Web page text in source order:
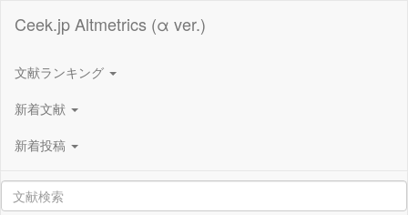
Ceek.jp Altmetrics (α ver.)
文献ランキング
新着文献
新着投稿